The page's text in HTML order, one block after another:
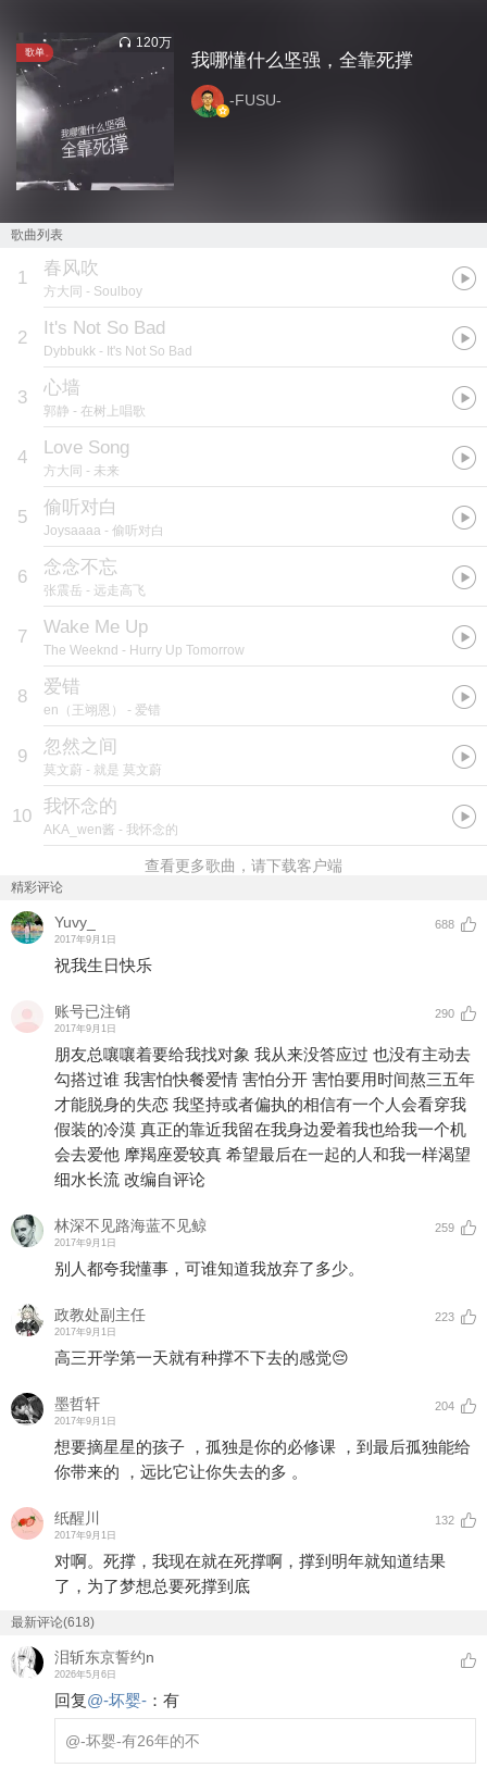
歌单
120万
我哪懂什么坚强，全靠死撑
-FUSU-
歌曲列表
1 春风吹
方大同 - Soulboy
2 It's Not So Bad
Dybbukk - It's Not So Bad
3 心墙
郭静 - 在树上唱歌
4 Love Song
方大同 - 未来
5 偷听对白
Joysaaaa - 偷听对白
6 念念不忘
张震岳 - 远走高飞
7 Wake Me Up
The Weeknd - Hurry Up Tomorrow
8 爱错
en（王翊恩） - 爱错
9 忽然之间
莫文蔚 - 就是 莫文蔚
10 我怀念的
AKA_wen酱 - 我怀念的
查看更多歌曲，请下载客户端
精彩评论
Yuvy_
2017年9月1日
688
祝我生日快乐
账号已注销
2017年9月1日
290
朋友总嚷嚷着要给我找对象 我从来没答应过 也没有主动去
勾搭过谁 我害怕快餐爱情 害怕分开 害怕要用时间熬三五年
才能脱身的失恋 我坚持或者偏执的相信有一个人会看穿我
假装的冷漠 真正的靠近我留在我身边爱着我也给我一个机
会去爱他 摩羯座爱较真 希望最后在一起的人和我一样渴望
细水长流 改编自评论
林深不见路海蓝不见鲸
2017年9月1日
259
别人都夸我懂事，可谁知道我放弃了多少。
政教处副主任
2017年9月1日
223
高三开学第一天就有种撑不下去的感觉😔
墨哲轩
2017年9月1日
204
想要摘星星的孩子 ，孤独是你的必修课 ，到最后孤独能给
你带来的 ，远比它让你失去的多 。
纸醒川
2017年9月1日
132
对啊。死撑，我现在就在死撑啊，撑到明年就知道结果
了，为了梦想总要死撑到底
最新评论(618)
泪斩东京誓约n
2026年5月6日
回复@-坏婴- ： 有
@-坏婴-有26年的不